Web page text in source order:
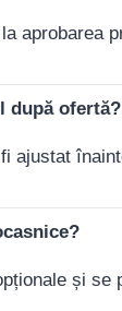
aprobarea
după ofertă?
ajustat
și se